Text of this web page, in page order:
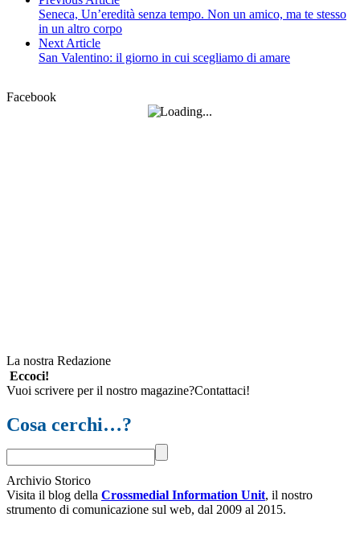
Seneca, Un’eredità senza tempo. Non un amico, ma te stesso
in un altro corpo
Next Article
San Valentino: il giorno in cui scegliamo di amare
Facebook
La nostra Redazione
Eccoci!
Vuoi scrivere per il nostro magazine?Contattaci!
Cosa cerchi…?
Archivio Storico
Visita il blog della Crossmedial Information Unit, il nostro
strumento di comunicazione sul web, dal 2009 al 2015.